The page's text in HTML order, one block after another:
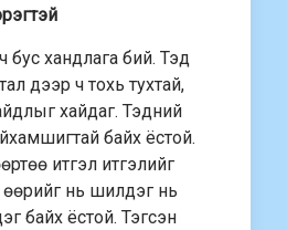
бус хандлага бий. Тэд
дээр ч тохь тухтай,
хайдаг. Тэдний
байх ёстой.
итгэл итгэлийг
өөрийг нь шилдэг нь
байх ёстой. Тэгсэн